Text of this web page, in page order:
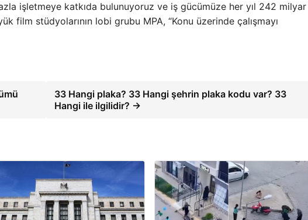
işletmeye katkıda bulunuyoruz ve iş gücümüze her yıl 242 milyar
film stüdyolarının lobi grubu MPA, “Konu üzerinde çalışmayı
33 Hangi plaka? 33 Hangi şehrin plaka kodu var? 33
Hangi ile ilgilidir? →